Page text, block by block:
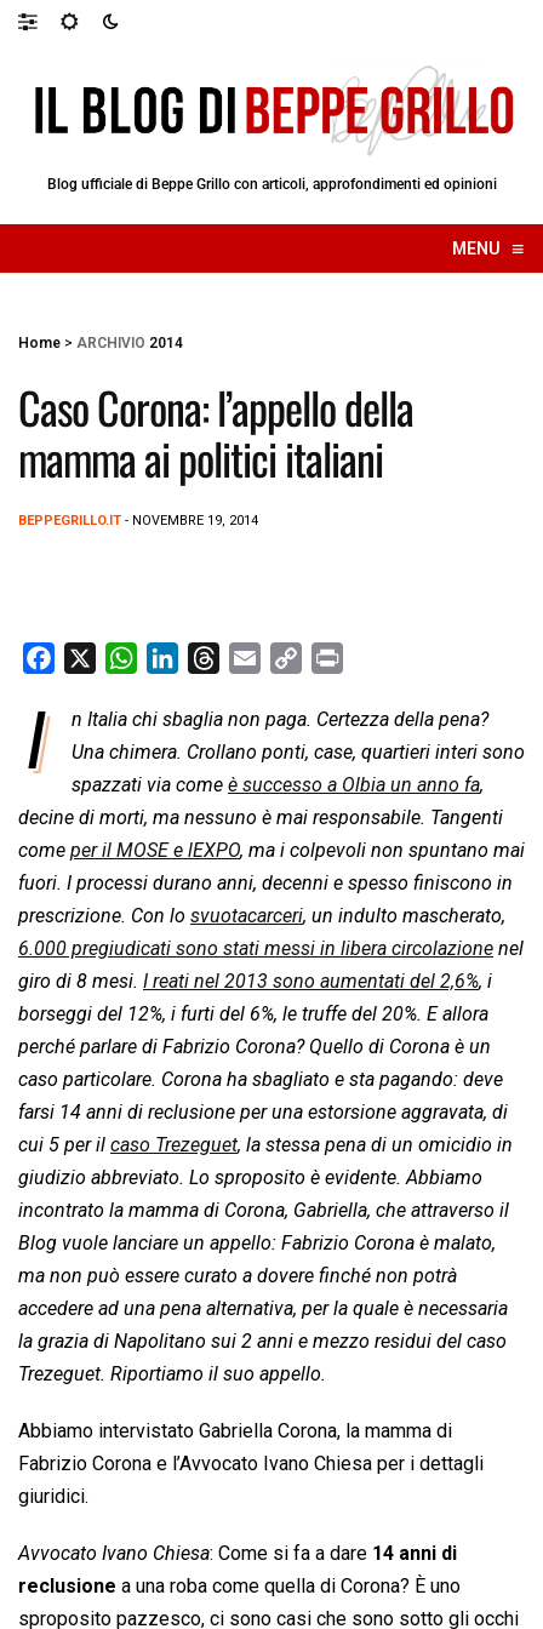
Blog ufficiale di Beppe Grillo con articoli, approfondimenti ed opinioni
MENU ≡
☰
Home > ARCHIVIO 2014
Caso Corona: l’appello della
mamma ai politici italiani
BEPPEGRILLO.IT - NOVEMBRE 19, 2014
o
o
k
W
a
t
s
A
p
p
n
k
e
d
I
n
r
e
a
d
s
a
i
l
p
y
L
i
n
k
i
n
t
I
n Italia chi sbaglia non paga. Certezza della pena?
Una chimera. Crollano ponti, case, quartieri interi sono
spazzati via come è successo a Olbia un anno fa,
decine di morti, ma nessuno è mai responsabile. Tangenti
come per il MOSE e lEXPO, ma i colpevoli non spuntano mai
fuori. I processi durano anni, decenni e spesso finiscono in
prescrizione. Con lo svuotacarceri, un indulto mascherato,
6.000 pregiudicati sono stati messi in libera circolazione nel
giro di 8 mesi. I reati nel 2013 sono aumentati del 2,6%, i
borseggi del 12%, i furti del 6%, le truffe del 20%. E allora
perché parlare di Fabrizio Corona? Quello di Corona è un
caso particolare. Corona ha sbagliato e sta pagando: deve
farsi 14 anni di reclusione per una estorsione aggravata, di
cui 5 per il  caso Trezeguet, la stessa pena di un omicidio in
giudizio abbreviato. Lo sproposito è evidente. Abbiamo
incontrato la mamma di Corona, Gabriella, che attraverso il
Blog vuole lanciare un appello: Fabrizio Corona è malato,
ma non può essere curato a dovere finché non potrà
accedere ad una pena alternativa, per la quale è necessaria
la grazia di Napolitano sui 2 anni e mezzo residui del caso
Trezeguet. Riportiamo il suo appello.
Abbiamo intervistato Gabriella Corona, la mamma di
Fabrizio Corona e l’Avvocato Ivano Chiesa per i dettagli
giuridici.
Avvocato Ivano Chiesa: Come si fa a dare 14 anni di
reclusione a una roba come quella di Corona? È uno
sproposito pazzesco, ci sono casi che sono sotto gli occhi